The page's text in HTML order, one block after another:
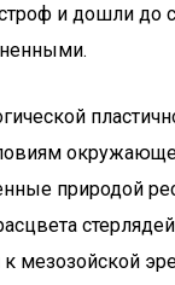
и дошли до
природой
мезозойской